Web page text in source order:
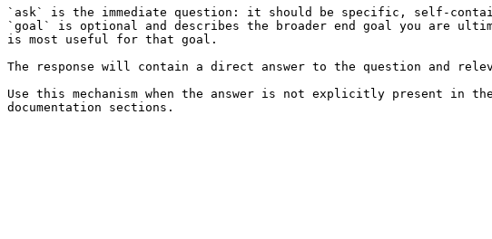
`ask` is the immediate question: it should be specific, self-
`goal` is optional and describes the broader end goal you are
is most useful for that goal.
The response will contain a direct answer to the question and
Use this mechanism when the answer is not explicitly present